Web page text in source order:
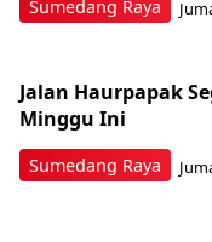
Sumedang Raya
Sumedang Raya
Jalan Haurpapak
Minggu Ini